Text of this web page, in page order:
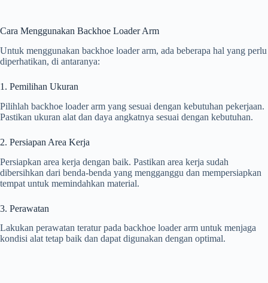
Cara Menggunakan Backhoe Loader Arm
Untuk menggunakan backhoe loader arm, ada beberapa hal yang perlu
diperhatikan, di antaranya:
1. Pemilihan Ukuran
Pilihlah backhoe loader arm yang sesuai dengan kebutuhan pekerjaan.
Pastikan ukuran alat dan daya angkatnya sesuai dengan kebutuhan.
2. Persiapan Area Kerja
Persiapkan area kerja dengan baik. Pastikan area kerja sudah
dibersihkan dari benda-benda yang mengganggu dan mempersiapkan
tempat untuk memindahkan material.
3. Perawatan
Lakukan perawatan teratur pada backhoe loader arm untuk menjaga
kondisi alat tetap baik dan dapat digunakan dengan optimal.